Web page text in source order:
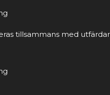
tillsammans med